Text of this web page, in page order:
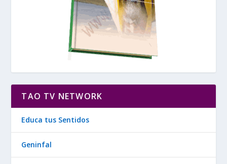
TAO TV NETWORK
Educa tus Sentidos
Geninfal